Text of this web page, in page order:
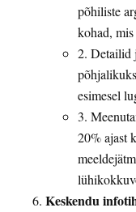
põhiliste
kohad,
2. Detailid
esimesel
3.
20% ajast
Keskendu